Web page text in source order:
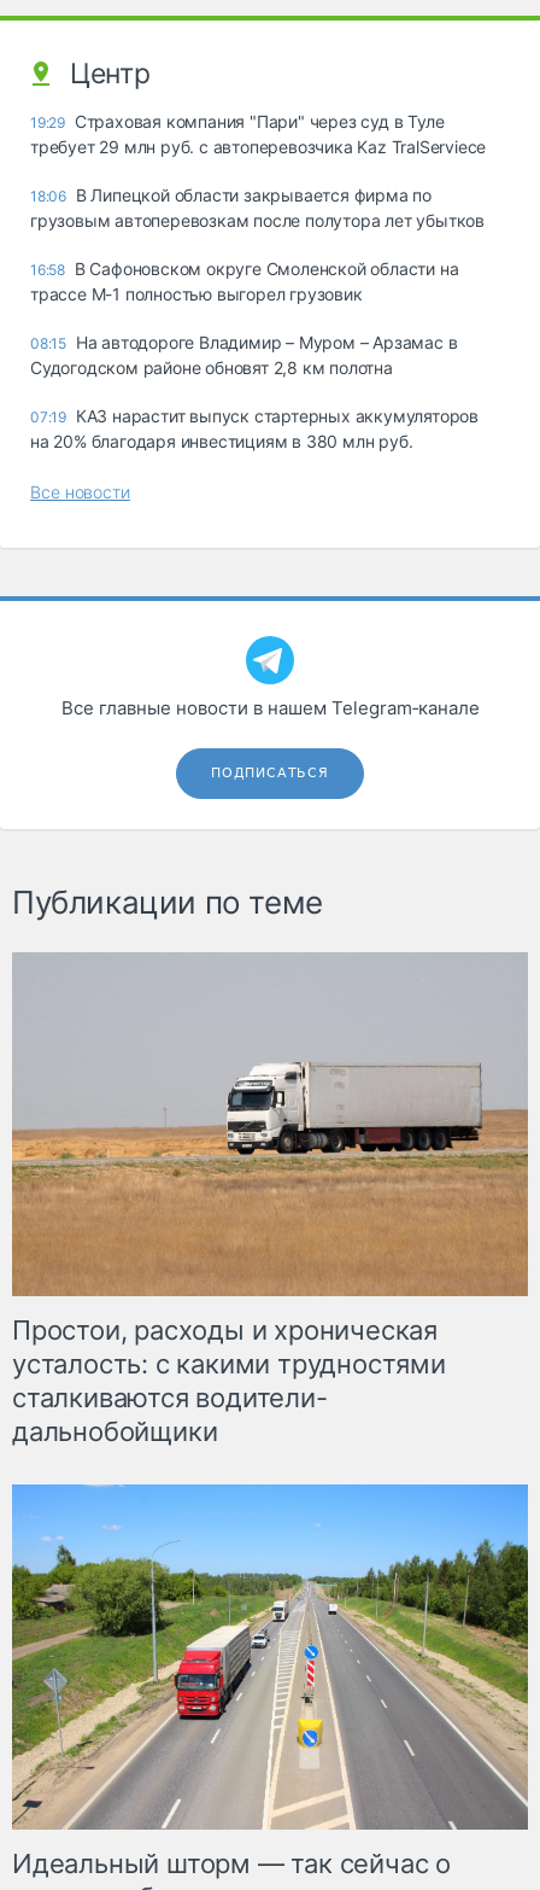
Центр
19:29 Страховая компания "Пари" через суд в Туле
требует 29 млн руб. с автоперевозчика Kaz TralServiece
18:06 В Липецкой области закрывается фирма по
грузовым автоперевозкам после полутора лет убытков
16:58 В Сафоновском округе Смоленской области на
трассе М-1 полностью выгорел грузовик
08:15 На автодороге Владимир – Муром – Арзамас в
Судогодском районе обновят 2,8 км полотна
07:19 КАЗ нарастит выпуск стартерных аккумуляторов
на 20% благодаря инвестициям в 380 млн руб.
Все новости
Все главные новости в нашем Telegram‑канале
ПОДПИСАТЬСЯ
Публикации по теме
Простои, расходы и хроническая
усталость: с какими трудностями
сталкиваются водители-
дальнобойщики
Идеальный шторм — так сейчас о